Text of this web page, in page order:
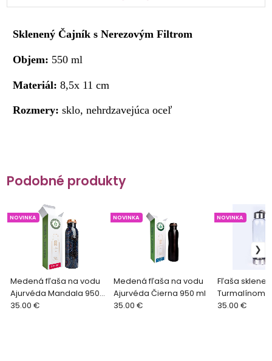
Sklenený Čajník s Nerezovým Filtrom
Objem: 550 ml
Materiál:8,5x 11 cm
Rozmery:sklo,nehrdzavejúca oceľ
Podobné produkty
Medená fľaša na vodu
Ajurvéda Mandala 950
ml
NOVINKA
35.00 €
Medená fľaša na vodu
Ajurvéda Čierna 950 ml
NOVINKA
35.00 €
Fľaša
Turmalínom,
NOVINKA
35.00 €